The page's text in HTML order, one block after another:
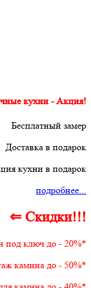
кухни - Акция!
Бесплатный замер
Доставка в подарок
кухни в подарок
подробнее...
⇐ Скидки!!!
под ключ до - 20%*
камина до - 50%*